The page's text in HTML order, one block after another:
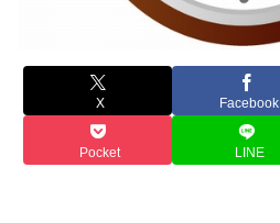
X Facebook
Pocket LINE